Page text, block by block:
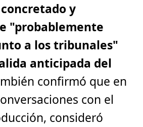
y
"probablemente
a los tribunales"
anticipada del
confirmó que en
con el
consideró